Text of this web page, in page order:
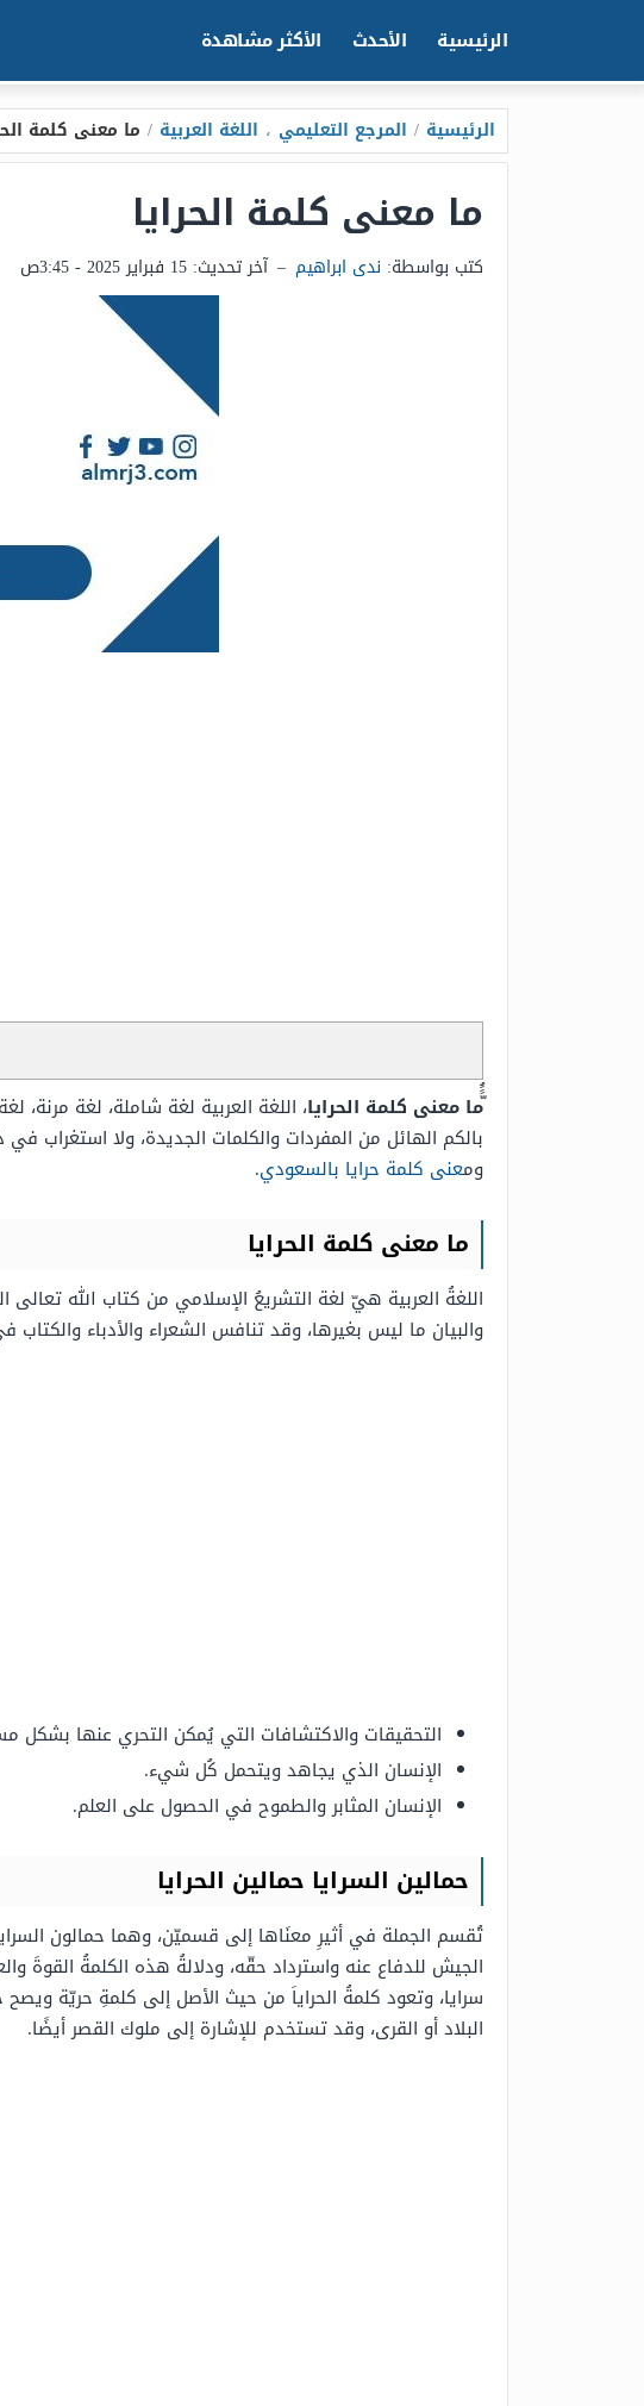
الرئيسية الأحدث الأكثر مشاهدة
الرئيسية / المرجع التعليمي ، اللغة العربية / ما معنى كلمة
ما معنى كلمة الحرايا
كتب بواسطة: ندى ابراهيم – آخر تحديث: 15 فبراير 2025 - 3:45ص
َََُّما معنى كلمة الحرايا، اللغة العربية لغة شاملة، لغة مرنة،
بالكم الهائل من المفردات والكلمات الجديدة، ولا استغراب
ومعنى كلمة حرايا بالسعودي.
ما معنى كلمة الحرايا
اللغةُ العربية هيّ لغة التشريعُ الإسلامي من كتاب الله
والبيان ما ليس بغيرها، وقد تنافس الشعراء والأدباء
التحقيقات والاكتشافات التي يُمكن التحري عنها بشكل
الإنسان الذي يجاهد ويتحمل كُل شيء.
الإنسان المثابر والطموح في الحصول على العلم.
حمالين السرايا حمالين الحرايا
تُقسم الجملة في أثيرِ معنَاها إلى قسميّن، وهما حمالون
الجيش للدفاع عنه واسترداد حقّه، ودلالةُ هذه الكلمةُ القوةَ
سرايا، وتعود كلمةُ الحراياَ من حيث الأصل إلى كلمةِ حريّة
البلاد أو القرى، وقد تستخدم للإشارة إلى ملوك القصر أيضًا.